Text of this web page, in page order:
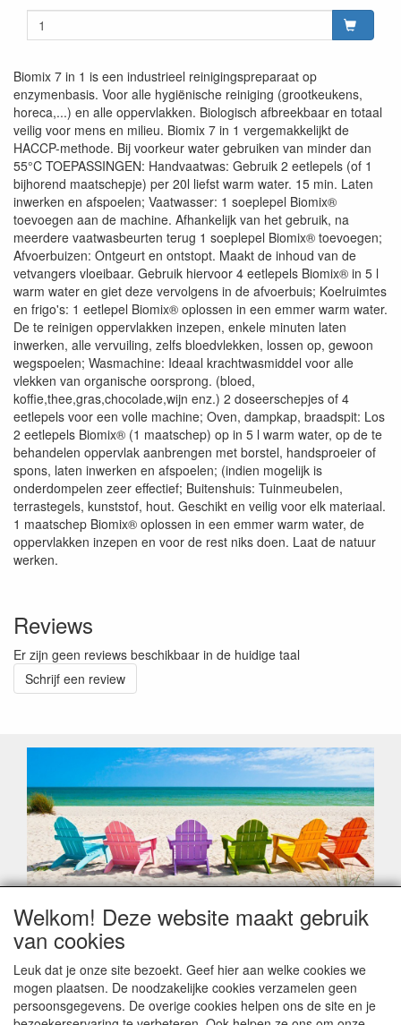
Biomix 7 in 1 is een industrieel reinigingspreparaat op
enzymenbasis. Voor alle hygiënische reiniging (grootkeukens,
horeca,...) en alle oppervlakken. Biologisch afbreekbaar en totaal
veilig voor mens en milieu. Biomix 7 in 1 vergemakkelijkt de
HACCP-methode. Bij voorkeur water gebruiken van minder dan
55°C TOEPASSINGEN: Handvaatwas: Gebruik 2 eetlepels (of 1
bijhorend maatschepje) per 20l liefst warm water. 15 min. Laten
inwerken en afspoelen; Vaatwasser: 1 soeplepel Biomix®
toevoegen aan de machine. Afhankelijk van het gebruik, na
meerdere vaatwasbeurten terug 1 soeplepel Biomix® toevoegen;
Afvoerbuizen: Ontgeurt en ontstopt. Maakt de inhoud van de
vetvangers vloeibaar. Gebruik hiervoor 4 eetlepels Biomix® in 5 l
warm water en giet deze vervolgens in de afvoerbuis; Koelruimtes
en frigo's: 1 eetlepel Biomix® oplossen in een emmer warm water.
De te reinigen oppervlakken inzepen, enkele minuten laten
inwerken, alle vervuiling, zelfs bloedvlekken, lossen op, gewoon
wegspoelen; Wasmachine: Ideaal krachtwasmiddel voor alle
vlekken van organische oorsprong. (bloed,
koffie,thee,gras,chocolade,wijn enz.) 2 doseerschepjes of 4
eetlepels voor een volle machine; Oven, dampkap, braadspit: Los
2 eetlepels Biomix® (1 maatschep) op in 5 l warm water, op de te
behandelen oppervlak aanbrengen met borstel, handsproeier of
spons, laten inwerken en afspoelen; (indien mogelijk is
onderdompelen zeer effectief; Buitenshuis: Tuinmeubelen,
terrastegels, kunststof, hout. Geschikt en veilig voor elk materiaal.
1 maatschep Biomix® oplossen in een emmer warm water, de
oppervlakken inzepen en voor de rest niks doen. Laat de natuur
werken.
Reviews
Er zijn geen reviews beschikbaar in de huidige taal
Schrijf een review
Geachte klant,
Zoals elk jaar zorgt de verlofperiode, naast een hoop
leveringsproblemen.
Sommige fabrikanten sluiten of werken met een
vakantiebezetting.
Welkom! Deze website maakt gebruik
van cookies
Leuk dat je onze site bezoekt. Geef hier aan welke cookies we
mogen plaatsen. De noodzakelijke cookies verzamelen geen
persoonsgegevens. De overige cookies helpen ons de site en je